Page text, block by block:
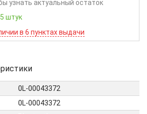
узнать актуальный остаток
5 штук
в 6 пунктах выдачи
0L-00043372
0L-00043372